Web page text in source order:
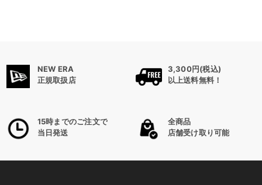
NEW ERA
正規取扱店
3,300円(税込)
以上送料無料！
15時までのご注文で
当日発送
全商品
店舗受け取り可能